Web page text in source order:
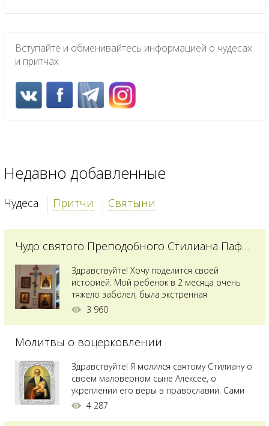
Вступайте и обменивайтесь информацией о чудесах
и притчах
Недавно добавленные
Чудеса Притчи Святыни
Чудо святого Преподобного Стилиана Пафлагонского
Здравствуйте! Хочу поделится своей
историей. Мой ребенок в 2 месяца очень
тяжело заболел, была экстренная
сложнейшая операция, состояние после
святого Владимира я увидела незнакомую
позже прочитав про него, узнала про
Преподобного...
3 960
Молитвы о воцерковлении
Здравствуйте! Я молился святому Стилиану о
своем маловерном сыне Алексее, о
укреплении его веры в православии. Сами
мы с супругой воцерковлены. Через год
4 287